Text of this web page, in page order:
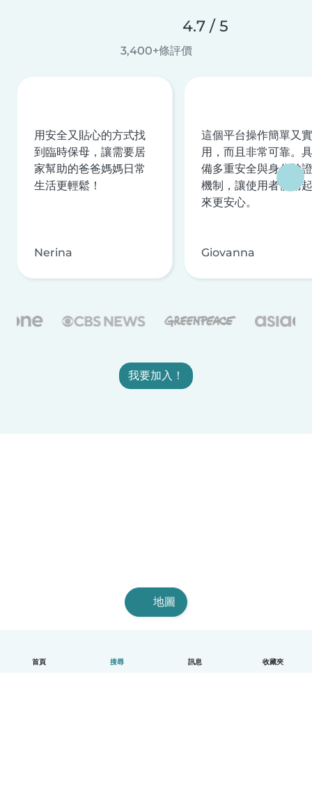
首頁 搜尋 訊息 收藏夾
4.7 / 5
3,400+條評價
用安全又貼心的方式找
到臨時保母，讓需要居
家幫助的爸爸媽媽日常
生活更輕鬆！
Nerina
這個平台操作簡單又實
用，而且非常可靠。具
備多重安全與身分驗證
機制，讓使用者使用起
來更安心。
Giovanna
我要加入！
地圖